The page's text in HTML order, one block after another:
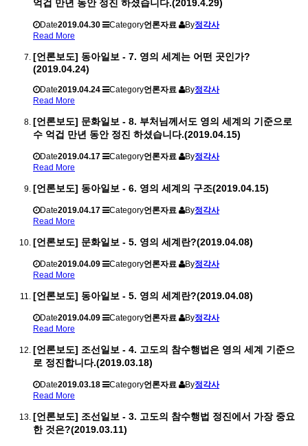
억겁 만년 동안 정진 하셨습니다.(2019.4.29)
Date2019.04.30 Category언론자료 By정각사
Read More
[언론보도] 동아일보 - 7. 영의 세계는 어떤 곳인가?
(2019.04.24)
Date2019.04.24 Category언론자료 By정각사
Read More
[언론보도] 문화일보 - 8. 부처님께서도 영의 세계의 기준으로
수 억겁 만년 동안 정진 하셨습니다.(2019.04.15)
Date2019.04.17 Category언론자료 By정각사
Read More
[언론보도] 동아일보 - 6. 영의 세계의 구조(2019.04.15)
Date2019.04.17 Category언론자료 By정각사
Read More
[언론보도] 문화일보 - 5. 영의 세계란?(2019.04.08)
Date2019.04.09 Category언론자료 By정각사
Read More
[언론보도] 동아일보 - 5. 영의 세계란?(2019.04.08)
Date2019.04.09 Category언론자료 By정각사
Read More
[언론보도] 조선일보 - 4. 고도의 참수행법은 영의 세계 기준으
로 정진합니다.(2019.03.18)
Date2019.03.18 Category언론자료 By정각사
Read More
[언론보도] 조선일보 - 3. 고도의 참수행법 정진에서 가장 중요
한 것은?(2019.03.11)